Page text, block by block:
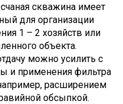
скважина имеет
для организации
1 – 2 хозяйств или
объекта.
можно усилить с
и применения фильтра
расширением
обсыпкой.